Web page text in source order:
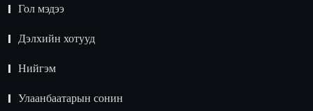
Гол мэдээ
Дэлхийн хотууд
Нийгэм
Улаанбаатарын сонин